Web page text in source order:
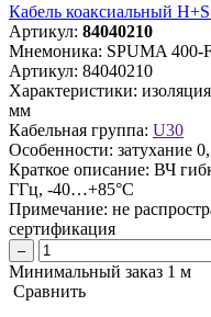
Кабель коаксиальный
Артикул: 84040210
Мнемоника: SPUMA 400-
Артикул: 84040210
Характеристики:
мм
Кабельная группа: U30
Особенности: затухание
Краткое описание: ВЧ
ГГц, -40…+85°C
Примечание: не
сертификация
–
Минимальный заказ 1 м
Сравнить